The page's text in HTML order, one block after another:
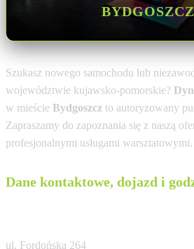
Szukasz nowego samochodu lub
województwie kujawsko-pomorskie?
w mieście Bydgoszcz to autoryzowany
Zapraszamy do zapoznania się z naszą
profesjonalnymi usługami warsztatowymi.
Dane kontaktowe, dojazd i
ul. Fordońska 264